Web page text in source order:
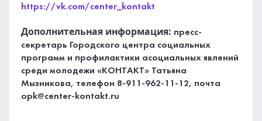
https://vk.com/center_kontakt
Дополнительная информация: пресс-
секретарь Городского центра социальных
программ и профилактики асоциальных явлений
среди молодежи «КОНТАКТ» Татьяна
Мызникова, телефон 8-911-962-11-12, почта
opk@center-kontakt.ru